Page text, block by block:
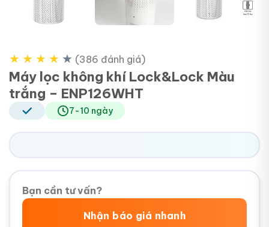
★ ★ ★ ★ ★ (386 đánh giá)
Máy lọc không khí Lock&Lock Màu
trắng – ENP126WHT
7-10 ngày
Bạn cần tư vấn?
Nhận báo giá nhanh